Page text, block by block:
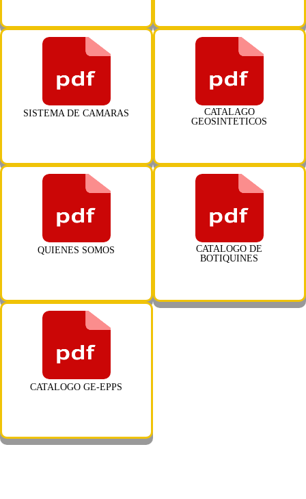
SISTEMA DE CAMARAS
CATALAGO
GEOSINTETICOS
QUIENES SOMOS
CATALOGO DE
BOTIQUINES
CATALOGO GE-EPPS